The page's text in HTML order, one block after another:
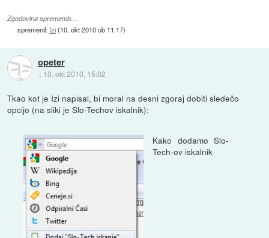
Zgodovina sprememb…
spremenil: Izi(10. okt 2010 ob 11:17)
opeter
:: 10. okt 2010, 15:02
Tkao kot je Izi napisal, bi moral na desni zgoraj dobiti sledečo
opcijo (na sliki je Slo-Techov iskalnik):
Kako dodamo Slo-
Tech-ov iskalnik